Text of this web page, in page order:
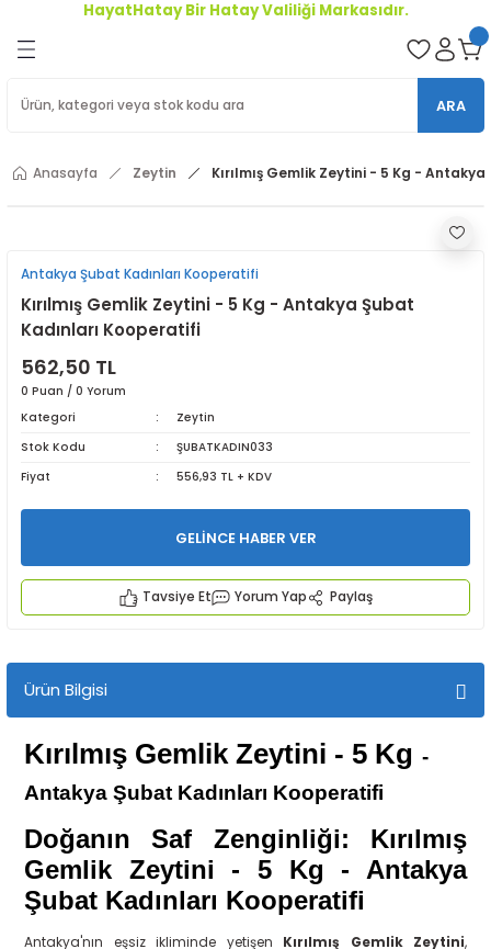
HayatHatay Bir Hatay Valiliği Markasıdır.
ARA
Anasayfa Zeytin Kırılmış Gemlik Zeytini - 5 Kg -
Antakya Şubat Kadınları Kooperatifi
Kırılmış Gemlik Zeytini - 5 Kg - Antakya Şubat
Kadınları Kooperatifi
562,50 TL
0 Puan / 0 Yorum
Kategori
Zeytin
Stok Kodu
ŞUBATKADIN033
Fiyat
556,93 TL + KDV
GELİNCE HABER VER
Tavsiye Et Yorum Yap Paylaş
Ürün Bilgisi
Kırılmış Gemlik Zeytini - 5 Kg -
Antakya Şubat Kadınları Kooperatifi
Doğanın Saf Zenginliği: Kırılmış
Gemlik Zeytini - 5 Kg - Antakya
Şubat Kadınları Kooperatifi
Antakya'nın eşsiz ikliminde yetişen Kırılmış Gemlik Zeytini,